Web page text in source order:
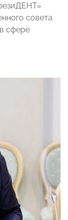
совета
сфере